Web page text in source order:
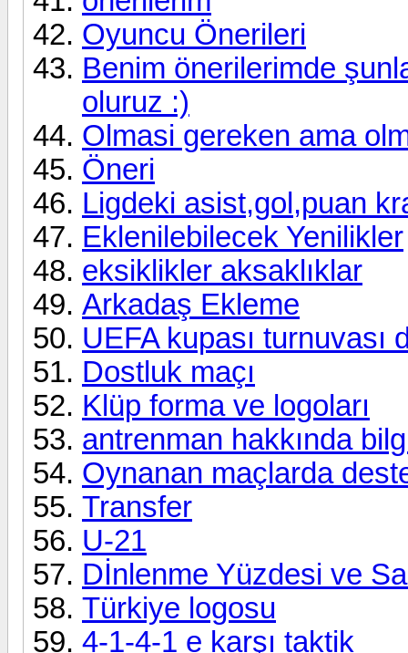
Oyuncu Önerileri
Benim önerilerimde
oluruz :)
Olmasi gereken ama
Öneri
Ligdeki asist,gol,puan
Eklenilebilecek Yenilikler
eksiklikler aksaklıklar
Arkadaş Ekleme
UEFA kupası turnuvası
Dostluk maçı
Klüp forma ve logoları
antrenman hakkında
Oynanan maçlarda
Transfer
U-21
Dİnlenme Yüzdesi ve
Türkiye logosu
4-1-4-1 e karşı taktik